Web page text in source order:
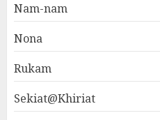
Nam-nam
Nona
Rukam
Sekiat@Khiriat